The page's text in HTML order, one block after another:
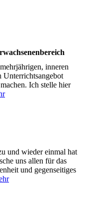
inneren
Unterrichtsangebot
Ich stelle hier
und wieder einmal hat
uns allen für das
und gegenseitiges